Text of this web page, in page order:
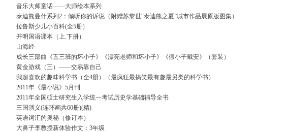
音乐大师童话——大师绘本系列
泰迪熊曼什系列2：倾听你的诉说（附赠苏黎世“泰迪熊之夏”城市作品展原版图集）
拉鲁斯少儿小百科(全5册）
开明国语课本（上.下册）
山海经
成长三部曲《五三班的坏小子》《漂亮老师和坏小子》《假小子戴安》（套装）
黄金游戏（三）——交易靠自己
我超喜欢的趣味科学书（全4册）（最疯狂最搞笑最有趣最另类的科学书）
2011年《最小说》5月刊
2011年全国硕士研究生入学统一考试历史学基础辅导全书
三国演义(连环画共60册)(精)
英语词汇的奥秘（修订本）
大鼻子李教授新体验作文：3年级